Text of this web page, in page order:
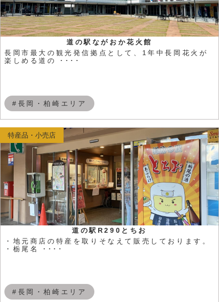
道の駅ながおか花火館
長岡市最大の観光発信拠点として、1年中長岡花火が
楽しめる道の ････
#長岡・柏崎エリア
道の駅R290とちお
・地元商店の特産を取りそなえて販売しております。
・栃尾名 ････
#長岡・柏崎エリア
特産品・小売店